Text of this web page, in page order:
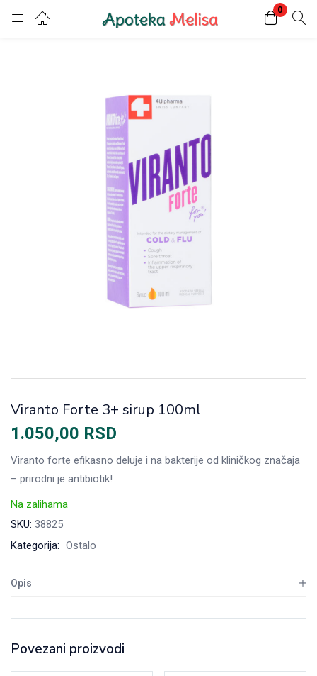
0
Login Register
Viranto Forte 3+ sirup 100ml
1.050,00 RSD
Viranto forte efikasno deluje i na bakterije od kliničkog značaja
– prirodni je antibiotik!
Na zalihama
SKU: 38825
Kategorija: Ostalo
Opis
Povezani proizvodi